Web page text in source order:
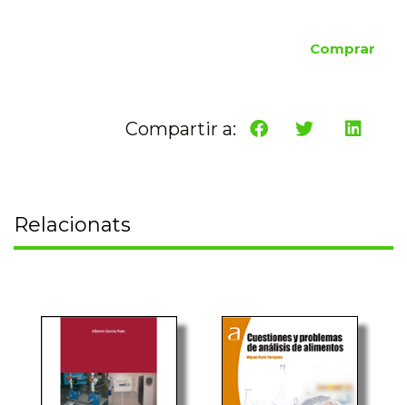
Comprar
Compartir a:
Relacionats